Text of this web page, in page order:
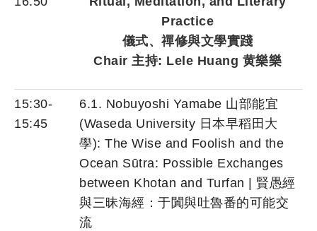
Practice
儀式、禪修與文學實踐
Chair 主持: Lele Huang 黄樂樂
15:30-
15:45
6.1. Nobuyoshi Yamabe 山部能宜
(Waseda University 日本早稻田大
學): The Wise and Foolish and the
Ocean Sūtra: Possible Exchanges
between Khotan and Turfan | 賢愚經
與三昧海經：于闐與吐魯番的可能交
流